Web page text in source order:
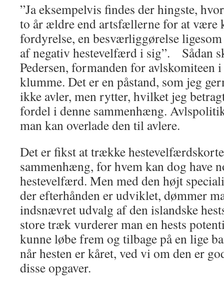
”Ja eksempelvis findes der hingste,
to år ældre end artsfællerne for at være
fordyrelse, en besværliggørelse
af negativ hestevelfærd i sig”. Sådan
Pedersen, formanden for avlskomiteen
klumme. Det er en påstand, som jeg
ikke avler, men rytter, hvilket jeg
fordel i denne sammenhæng.
man kan overlade den til avlere.
Det er fikst at trække
sammenhæng, for hvem kan dog have
hestevelfærd. Men med den højt
der efterhånden er udviklet, dømmer
indsnævret udvalg af den islandske
store træk vurderer man en hests
kunne løbe frem og tilbage på en lige
når hesten er kåret, ved vi om den er
disse opgaver.